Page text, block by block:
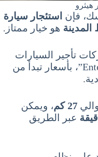
فإن استئجار سيارة
هو خيار ممتاز.
تأجير السيارات
27 كم
، ويمكن
عبر الطريق